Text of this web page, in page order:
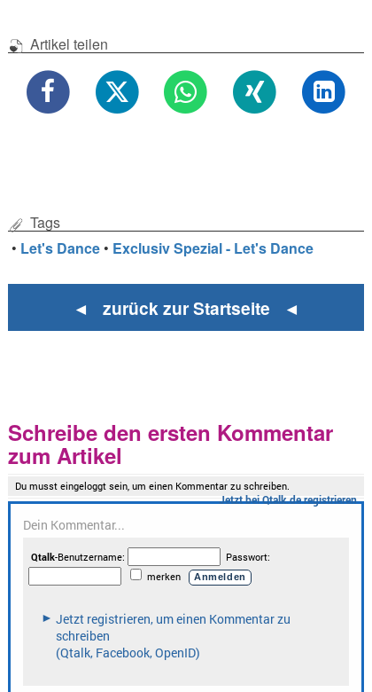
Artikel teilen
Tags
• Let's Dance • Exclusiv Spezial - Let's Dance
◄ zurück zur Startseite ◄
Schreibe den ersten Kommentar
zum Artikel